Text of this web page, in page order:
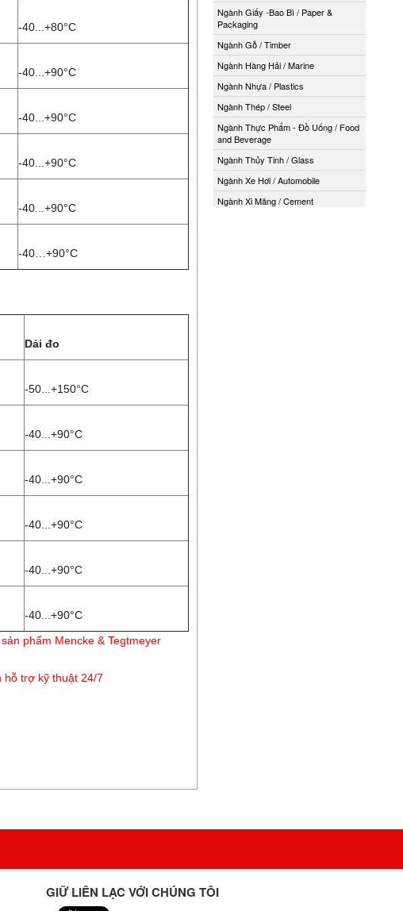
-40...+80°C
-40...+90°C
-40...+90°C
-40...+90°C
-40...+90°C
-40…+90°C
Dải đo
-50...+150°C
-40...+90°C
-40...+90°C
-40...+90°C
-40...+90°C
-40...+90°C
phẩm Mencke & Tegtmeyer
hỗ trợ kỹ thuật 24/7
Ngành Giấy -Bao Bì / Paper &
Packaging
Ngành Gỗ / Timber
Ngành Hàng Hải / Marine
Ngành Nhựa / Plastics
Ngành Thép / Steel
Ngành Thực Phẩm - Đồ Uống / Food
and Beverage
Ngành Thủy Tinh / Glass
Ngành Xe Hơi / Automobile
Ngành Xi Măng / Cement
GIỮ LIÊN LẠC VỚI CHÚNG TÔI